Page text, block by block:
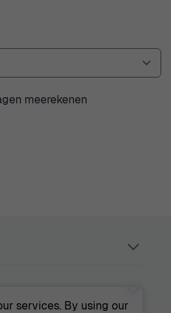
meerekenen
2140 Antwerp, Belgium
services. By using our